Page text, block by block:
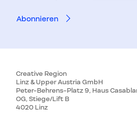
Creative Region
Linz & Upper Austria GmbH
Peter-Behrens-Platz 9, Haus
OG, Stiege/Lift B
4020 Linz